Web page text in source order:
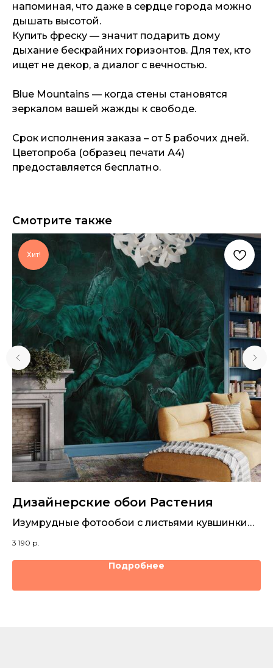
напоминая, что даже в сердце города можно
дышать высотой.
Купить фреску — значит подарить дому
дыхание бескрайних горизонтов. Для тех, кто
ищет не декор, а диалог с вечностью.
Blue Mountains — когда стены становятся
зеркалом вашей жажды к свободе.
Срок исполнения заказа – от 5 рабочих дней.
Цветопроба (образец печати А4)
предоставляется бесплатно.
Смотрите также
Хит!
Дизайнерские обои Растения
Изумрудные фотообои с листьями кувшинки
3 190 р.
Подробнее